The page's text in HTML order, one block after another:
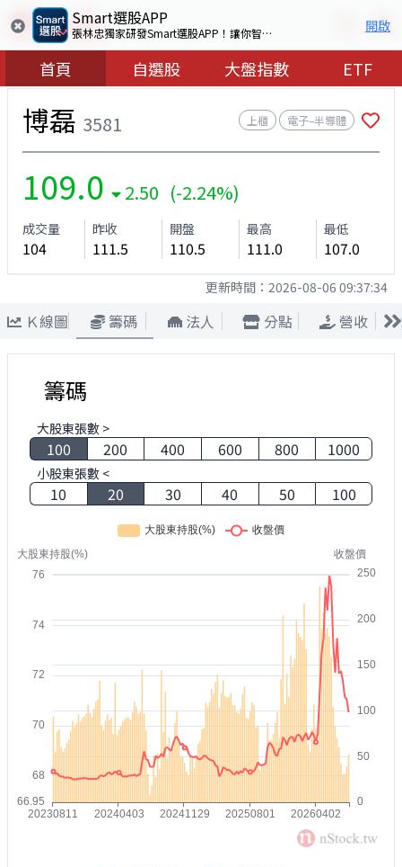
Smart選股APP
張林忠獨家研發Smart選股APP！讓你智慧看盤選出好股票 開啟
首頁 自選股 大盤指數 ETF
博磊 3581 上櫃 電子–半導體
109.0 2.50 (-2.24%)
成交量
104
昨收
111.5
開盤
110.5
最高
111.0
最低
107.0
更新時間： 2026-08-06 09:37:34
Ｋ線圖 籌碼 法人 分點 營收
籌碼
大股東張數 >
100 200 400 600 800 1000
小股東張數 <
10 20 30 40 50 100